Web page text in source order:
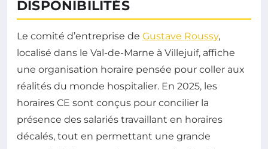
DISPONIBILITÉS
Le comité d’entreprise de Gustave Roussy,
localisé dans le Val-de-Marne à Villejuif, affiche
une organisation horaire pensée pour coller aux
réalités du monde hospitalier. En 2025, les
horaires CE sont conçus pour concilier la
présence des salariés travaillant en horaires
décalés, tout en permettant une grande